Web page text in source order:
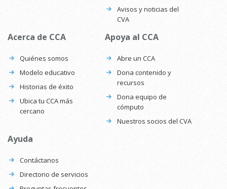
Avisos y noticias del
CVA
Acerca de CCA
Quiénes somos
Modelo educativo
Historias de éxito
Ubica tu CCA más
cercano
Apoya al CCA
Abre un CCA
Dona contenido y
recursos
Dona equipo de
cómputo
Nuestros socios del CVA
Ayuda
Contáctanos
Directorio de servicios